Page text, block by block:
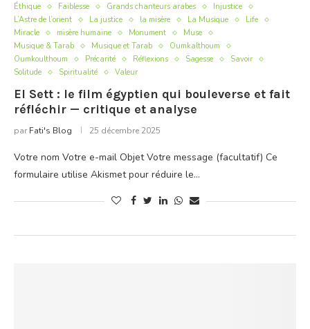
Éthique
Faiblesse Grands chanteurs arabes
Injustice
L’Astre de l’orient
La justice la misère La Musique
Life
Miracle
misère humaine Monument
Muse
Musique & Tarab
Musique et Tarab
Oumkalthoum
Oumkoulthoum
Précarité Réflexions Sagesse
Savoir
Solitude
Spiritualité Valeur
El Sett : le film égyptien qui bouleverse et fait
réfléchir — critique et analyse
par Fati's Blog 25 décembre 2025
Votre nom Votre e-mail Objet Votre message (facultatif) Ce
formulaire utilise Akismet pour réduire le…